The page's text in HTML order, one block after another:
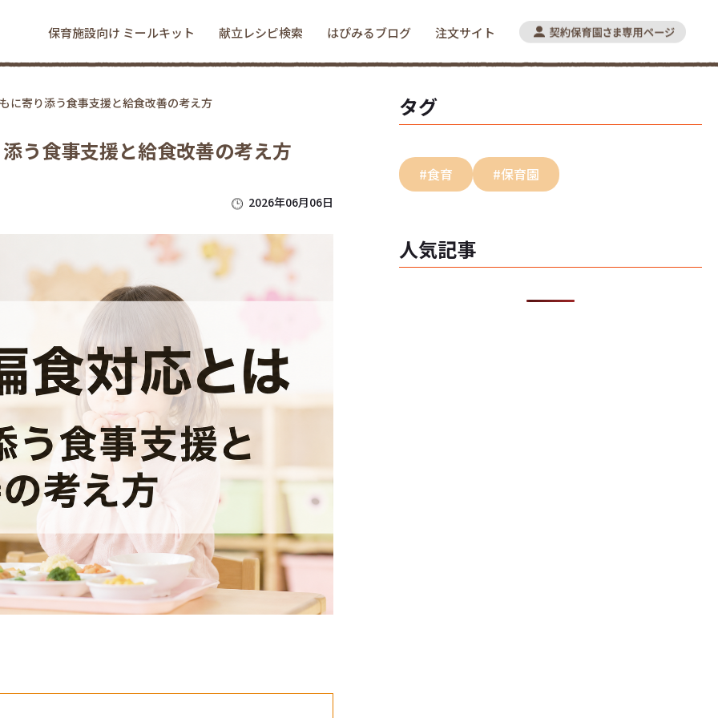
保育施設向け ミールキット 献立レシピ検索 はぴみるブログ 注文サイト
に寄り添う食事支援と給食改善の考え方
う食事支援と給食改善の考え方
2026年06月06日
タグ
#食育 #保育園
人気記事